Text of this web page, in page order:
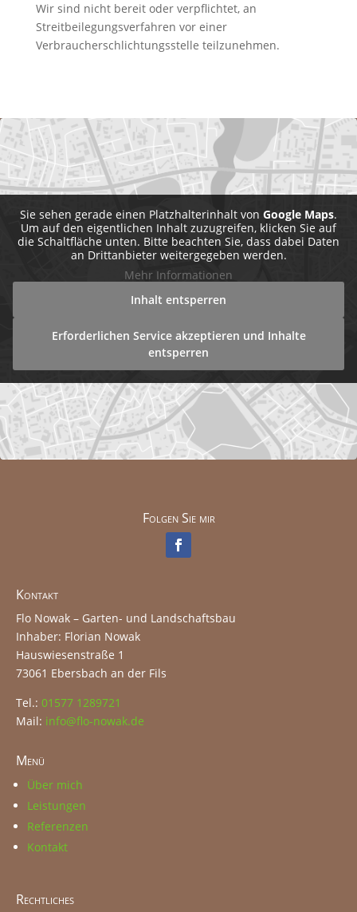
Wir sind nicht bereit oder verpflichtet, an
Streitbeilegungsverfahren vor einer
Verbraucherschlichtungsstelle teilzunehmen.
Sie sehen gerade einen Platzhalterinhalt von Google Maps.
Um auf den eigentlichen Inhalt zuzugreifen, klicken Sie auf
die Schaltfläche unten. Bitte beachten Sie, dass dabei Daten
an Drittanbieter weitergegeben werden.
Mehr Informationen
Inhalt entsperren
Erforderlichen Service akzeptieren und Inhalte
entsperren
Folgen Sie mir
Kontakt
Flo Nowak – Garten- und Landschaftsbau
Inhaber: Florian Nowak
Hauswiesenstraße 1
73061 Ebersbach an der Fils
Tel.: 01577 1289721
Mail: info@flo-nowak.de
Menü
Über mich
Leistungen
Referenzen
Kontakt
Rechtliches